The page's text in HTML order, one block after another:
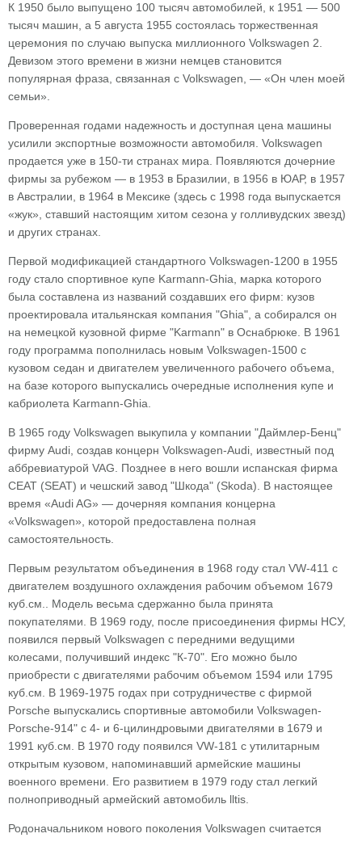
К 1950 было выпущено 100 тысяч автомобилей, к 1951 — 500
тысяч машин, а 5 августа 1955 состоялась торжественная
церемония по случаю выпуска миллионного Volkswagen 2.
Девизом этого времени в жизни немцев становится
популярная фраза, связанная с Volkswagen, — «Он член моей
семьи».
Проверенная годами надежность и доступная цена машины
усилили экспортные возможности автомобиля. Volkswagen
продается уже в 150-ти странах мира. Появляются дочерние
фирмы за рубежом — в 1953 в Бразилии, в 1956 в ЮАР, в 1957
в Австралии, в 1964 в Мексике (здесь с 1998 года выпускается
«жук», ставший настоящим хитом сезона у голливудских звезд)
и других странах.
Первой модификацией стандартного Volkswagen-1200 в 1955
году стало спортивное купе Karmann-Ghia, марка которого
была составлена из названий создавших его фирм: кузов
проектировала итальянская компания "Ghia", а собирался он
на немецкой кузовной фирме "Karmann" в Оснабрюке. В 1961
году программа пополнилась новым Volkswagen-1500 с
кузовом седан и двигателем увеличенного рабочего объема,
на базе которого выпускались очередные исполнения купе и
кабриолета Karmann-Ghia.
В 1965 году Volkswagen выкупила у компании "Даймлер-Бенц"
фирму Audi, создав концерн Volkswagen-Audi, известный под
аббревиатурой VAG. Позднее в него вошли испанская фирма
СЕАТ (SEAT) и чешский завод "Шкода" (Skoda). В настоящее
время «Audi AG» — дочерняя компания концерна
«Volkswagen», которой предоставлена полная
самостоятельность.
Первым результатом объединения в 1968 году стал VW-411 с
двигателем воздушного охлаждения рабочим объемом 1679
куб.см.. Модель весьма сдержанно была принята
покупателями. В 1969 году, после присоединения фирмы НСУ,
появился первый Volkswagen с передними ведущими
колесами, получивший индекс "К-70". Его можно было
приобрести с двигателями рабочим объемом 1594 или 1795
куб.см. В 1969-1975 годах при сотрудничестве с фирмой
Porsche выпускались спортивные автомобили Volkswagen-
Porsche-914" с 4- и 6-цилиндровыми двигателями в 1679 и
1991 куб.см. В 1970 году появился VW-181 с утилитарным
открытым кузовом, напоминавший армейские машины
военного времени. Его развитием в 1979 году стал легкий
полноприводный армейский автомобиль lltis.
Родоначальником нового поколения Volkswagen считается